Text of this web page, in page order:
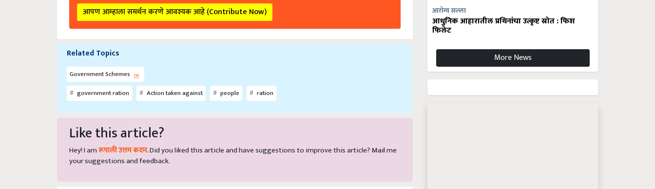
आपण आम्हाला समर्थन करणे आवश्यक आहे (Contribute Now)
Related Topics
Government Schemes
government ration
Action taken against people ration
Like this article?
Hey! I am रूपाली उत्तम कदम . Did you liked this article and have suggestions to improve this article? Mail
your suggestions and feedback.
आरोग्य सल्ला
आधुनिक आहारातील प्रथिनांचा उत्कृष्ट स्रोत : फिश
फिलेट
More News